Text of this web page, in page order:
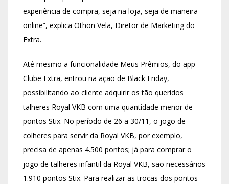
experiência de compra, seja na loja, seja de maneira
online”, explica Othon Vela, Diretor de Marketing do
Extra.
Até mesmo a funcionalidade Meus Prêmios, do app
Clube Extra, entrou na ação de Black Friday,
possibilitando ao cliente adquirir os tão queridos
talheres Royal VKB com uma quantidade menor de
pontos Stix. No período de 26 a 30/11, o jogo de
colheres para servir da Royal VKB, por exemplo,
precisa de apenas 4.500 pontos; já para comprar o
jogo de talheres infantil da Royal VKB, são necessários
1.910 pontos Stix. Para realizar as trocas dos pontos